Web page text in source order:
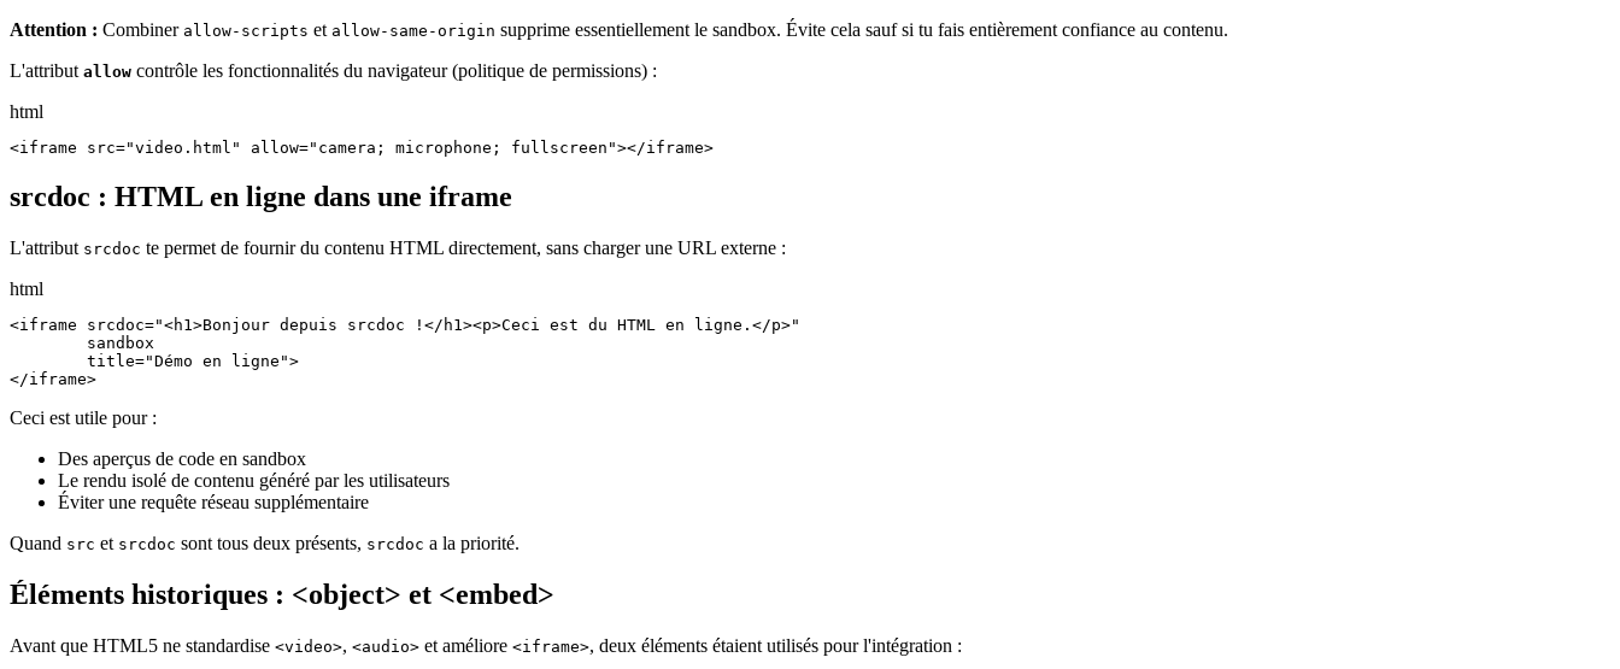
Attention : Combiner allow-scripts et allow-same-origin supprime essentiellement le sandbox. Évite cela sauf si tu fais entièrement confiance au contenu.
L'attribut allow contrôle les fonctionnalités du navigateur (politique de permissions) :
html
<iframe src="video.html" allow="camera; microphone; fullscreen"></iframe>
srcdoc : HTML en ligne dans une iframe
L'attribut srcdoc te permet de fournir du contenu HTML directement, sans charger une URL externe :
html
<iframe srcdoc="<h1>Bonjour depuis srcdoc !</h1><p>Ceci est du HTML en ligne.</p>"
        sandbox
        title="Démo en ligne">
</iframe>
Ceci est utile pour :
Des aperçus de code en sandbox
Le rendu isolé de contenu généré par les utilisateurs
Éviter une requête réseau supplémentaire
Quand src et srcdoc sont tous deux présents, srcdoc a la priorité.
Éléments historiques : <object> et <embed>
Avant que HTML5 ne standardise <video>, <audio> et améliore <iframe>, deux éléments étaient utilisés pour l'intégration :